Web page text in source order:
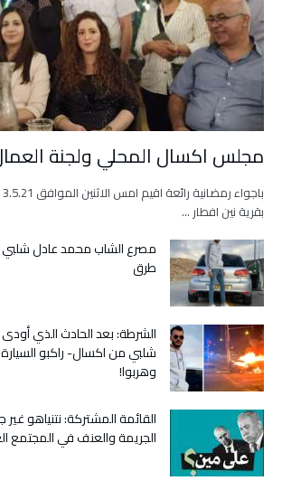
مجلس اكسال المحلي ولجنة
بقرية نين افطار …
مصرع الشاب محمد عادل
طرق
الشرطة: بعد الحادث الذي
شلبي من اكسال- راكبو
وهربوا!
القائمة المشتركة: نتنياهو
الجريمة والعنف في المجتمع